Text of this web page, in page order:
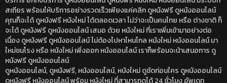
สเถียร พร้อมให้บริการอย่างรวดเร็วเพียงแค่คลิก ดูหนังฟรี ดูหนังออนไลน์
คุณก็จะได้ ดูหนังฟรี หนังใหม่ ได้ตลอดเวลา ไม่ว่าจะเป็นคนไทย หรือ ต่างชาติ ก็
จะได้ ดูหนังฟรี ดูหนังออนไลน์ เสมอ ด้วย หนังใหม่ ที่เราเพิ่มเข้ามาอย่างต่อ
เนื่อง ดูหนังฟรี ดูหนังออนไลน์ ไม่ต้องไปหาไหนไกล หนังใหม่ หนังออนไลน์ มา
ใหม่ชนโรง หรือ หนังใหม่ เพิ่งออก หนังออนไลน์ เราก็พร้อมจะน้าเสนอการ ดู
หนังฟรี ดูหนังออนไลน์
ดูหนังออนไลน์, ดูหนังฟรี, หนังออนไลน์, หนังใหม่ ดูชัดก่อนใคร ดูหนังออนไลน์